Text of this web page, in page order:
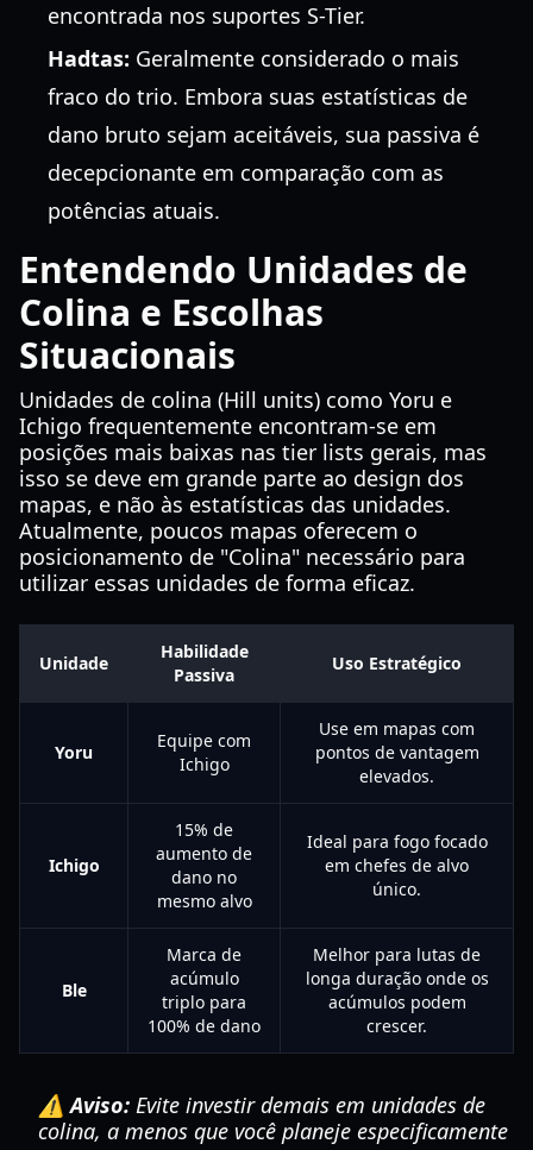
encontrada nos suportes S-Tier.
Hadtas: Geralmente considerado o mais
fraco do trio. Embora suas estatísticas de
dano bruto sejam aceitáveis, sua passiva é
decepcionante em comparação com as
potências atuais.
Entendendo Unidades de
Colina e Escolhas
Situacionais
Unidades de colina (Hill units) como Yoru e
Ichigo frequentemente encontram-se em
posições mais baixas nas tier lists gerais, mas
isso se deve em grande parte ao design dos
mapas, e não às estatísticas das unidades.
Atualmente, poucos mapas oferecem o
posicionamento de "Colina" necessário para
utilizar essas unidades de forma eficaz.
Unidade
Habilidade
Passiva
Uso Estratégico
Yoru
Equipe com
Ichigo
Use em mapas com
pontos de vantagem
elevados.
Ichigo
15% de
aumento de
dano no
mesmo alvo
Ideal para fogo focado
em chefes de alvo
único.
Ble
Marca de
acúmulo
triplo para
100% de dano
Melhor para lutas de
longa duração onde os
acúmulos podem
crescer.
⚠️ Aviso: Evite investir demais em unidades de
colina, a menos que você planeje especificamente